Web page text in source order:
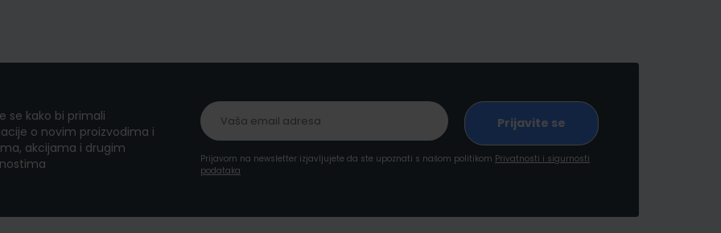
se kako bi primali
o novim proizvodima i
akcijama i drugim
Prijavom na newsletter izjavljujete da ste upoznati s našom politikom Privatnosti i sigurnosti
podataka